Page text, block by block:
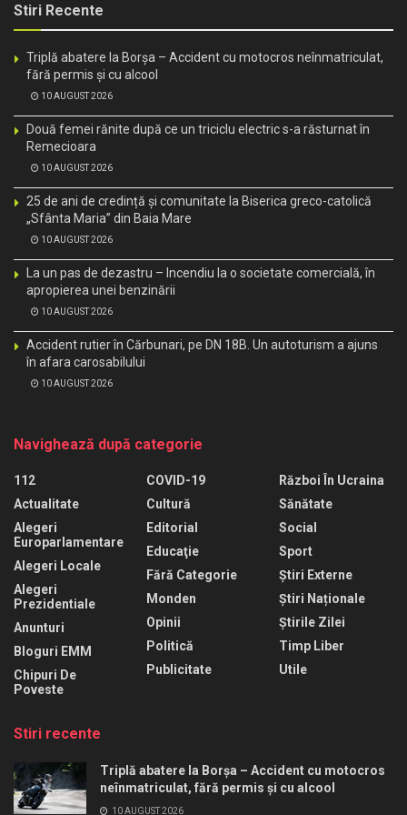
Stiri Recente
Triplă abatere la Borșa – Accident cu motocros neînmatriculat,
fără permis și cu alcool
10 AUGUST 2026
Două femei rănite după ce un triciclu electric s-a răsturnat în
Remecioara
10 AUGUST 2026
25 de ani de credință și comunitate la Biserica greco-catolică
„Sfânta Maria” din Baia Mare
10 AUGUST 2026
La un pas de dezastru – Incendiu la o societate comercială, în
apropierea unei benzinării
10 AUGUST 2026
Accident rutier în Cărbunari, pe DN 18B. Un autoturism a ajuns
în afara carosabilului
10 AUGUST 2026
Navighează după categorie
112
Actualitate
Alegeri
Europarlamentare
Alegeri Locale
Alegeri
Prezidentiale
Anunturi
Bloguri EMM
Chipuri De
Poveste
COVID-19
Cultură
Editorial
Educaţie
Fără Categorie
Monden
Opinii
Politică
Publicitate
Război În Ucraina
Sănătate
Social
Sport
Știri Externe
Știri Naționale
Știrile Zilei
Timp Liber
Utile
Stiri recente
Triplă abatere la Borșa – Accident cu motocros
neînmatriculat, fără permis și cu alcool
10 AUGUST 2026